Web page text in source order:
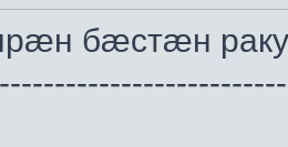
бæстæн